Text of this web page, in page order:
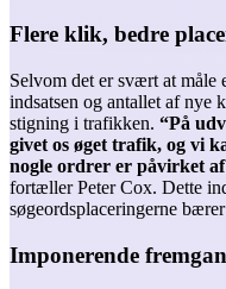
Flere klik, bedre
Selvom det er svært at måle
indsatsen og antallet af nye
stigning i trafikken. “På
givet os øget trafik, og vi
nogle ordrer er påvirket
fortæller Peter Cox. Dette
søgeordsplaceringerne
Imponerende